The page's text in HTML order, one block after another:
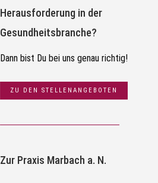
Herausforderung in der
Gesundheitsbranche?
Dann bist Du bei uns genau richtig!
ZU DEN STELLENANGEBOTEN
Zur Praxis Marbach a. N.